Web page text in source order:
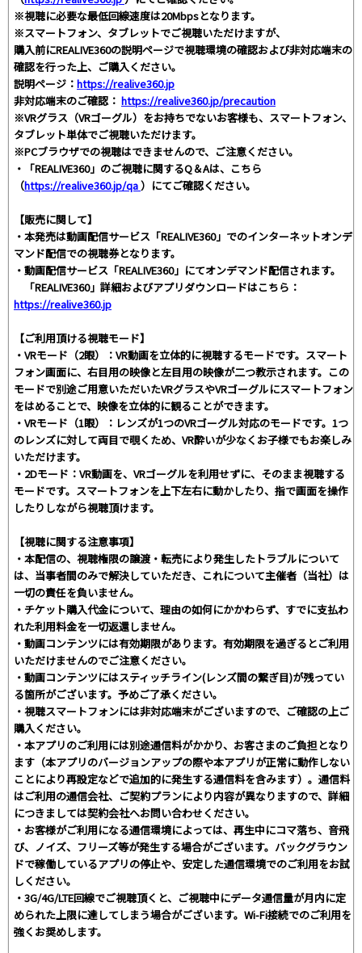
※視聴に必要な最低回線速度は20Mbpsとなります。
※スマートフォン、タブレットでご視聴いただけますが、
購入前にREALIVE360の説明ページで視聴環境の確認および非対応端末の
確認を行った上、ご購入ください。
説明ページ： https://realive360.jp
非対応端末のご確認： https://realive360.jp/precaution
※VRグラス（VRゴーグル）をお持ちでないお客様も、スマートフォン、
タブレット単体でご視聴いただけます。
※PCブラウザでの視聴はできませんので、ご注意ください。
・「REALIVE360」のご視聴に関するQ＆Aは、こちら
（https://realive360.jp/qa）にてご確認ください。
【販売に関して】
・本発売は動画配信サービス「REALIVE360」でのインターネットオンデ
マンド配信での視聴券となります。
・動画配信サービス「REALIVE360」にてオンデマンド配信されます。
「REALIVE360」詳細およびアプリダウンロードはこちら：
https://realive360.jp
【ご利用頂ける視聴モード】
・VRモード（2眼）：VR動画を立体的に視聴するモードです。スマート
フォン画面に、右目用の映像と左目用の映像が二つ教示されます。この
モードで別途ご用意いただいたVRグラスやVRゴーグルにスマートフォン
をはめることで、映像を立体的に観ることができます。
・VRモード（1眼）：レンズが1つのVRゴーグル対応のモードです。1つ
のレンズに対して両目で覗くため、VR酔いが少なくお子様でもお楽しみ
いただけます。
・2Dモード：VR動画を、VRゴーグルを利用せずに、そのまま視聴する
モードです。スマートフォンを上下左右に動かしたり、指で画面を操作
したりしながら視聴頂けます。
【視聴に関する注意事項】
・本配信の、視聴権限の譲渡・転売により発生したトラブルについて
は、当事者間のみで解決していただき、これについて主催者（当社）は
一切の責任を負いません。
・チケット購入代金について、理由の如何にかかわらず、すでに支払わ
れた利用料金を一切返還しません。
・動画コンテンツには有効期限があります。有効期限を過ぎるとご利用
いただけませんのでご注意ください。
・動画コンテンツにはスティッチライン(レンズ間の繋ぎ目)が残ってい
る箇所がございます。予めご了承ください。
・視聴スマートフォンには非対応端末がございますので、ご確認の上ご
購入ください。
・本アプリのご利用には別途通信料がかかり、お客さまのご負担となり
ます（本アプリのバージョンアップの際や本アプリが正常に動作しない
ことにより再設定などで追加的に発生する通信料を含みます）。通信料
はご利用の通信会社、ご契約プランにより内容が異なりますので、詳細
につきましては契約会社へお問い合わせください。
・お客様がご利用になる通信環境によっては、再生中にコマ落ち、音飛
び、ノイズ、フリーズ等が発生する場合がございます。バックグラウン
ドで稼働しているアプリの停止や、安定した通信環境でのご利用をお試
しください。
・3G/4G/LTE回線でご視聴頂くと、ご視聴中にデータ通信量が月内に定
められた上限に達してしまう場合がございます。Wi-Fi接続でのご利用を
強くお奨めします。